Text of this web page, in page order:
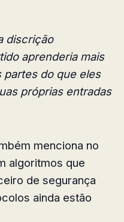
discrição
aprenderia mais
partes do que eles
próprias entradas
menciona no
algoritmos que
de segurança
ainda estão